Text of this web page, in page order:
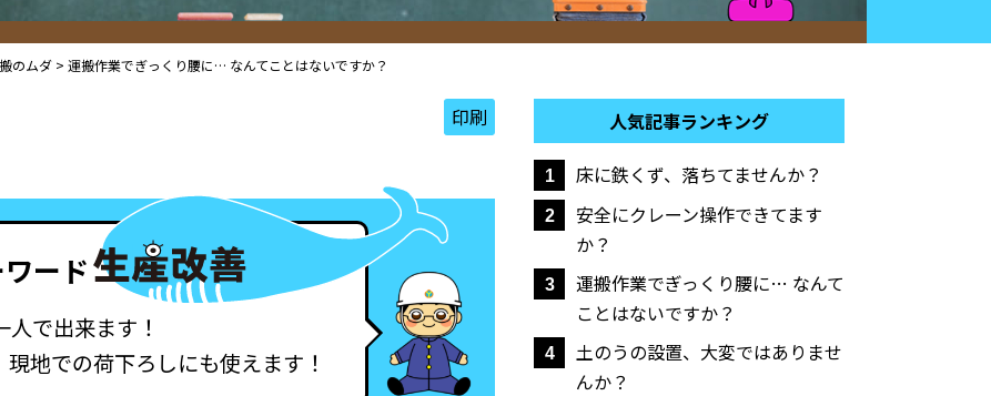
のムダ > 運搬作業でぎっくり腰に… なんてことはないですか？
印刷
ード
で出来ます！
地での荷下ろしにも使えます！
人気記事ランキング
1 床に鉄くず、落ちてませんか？
2
安全にクレーン操作できてます
か？
3
運搬作業でぎっくり腰に… なんて
ことはないですか？
4
土のうの設置、大変ではありませ
んか？